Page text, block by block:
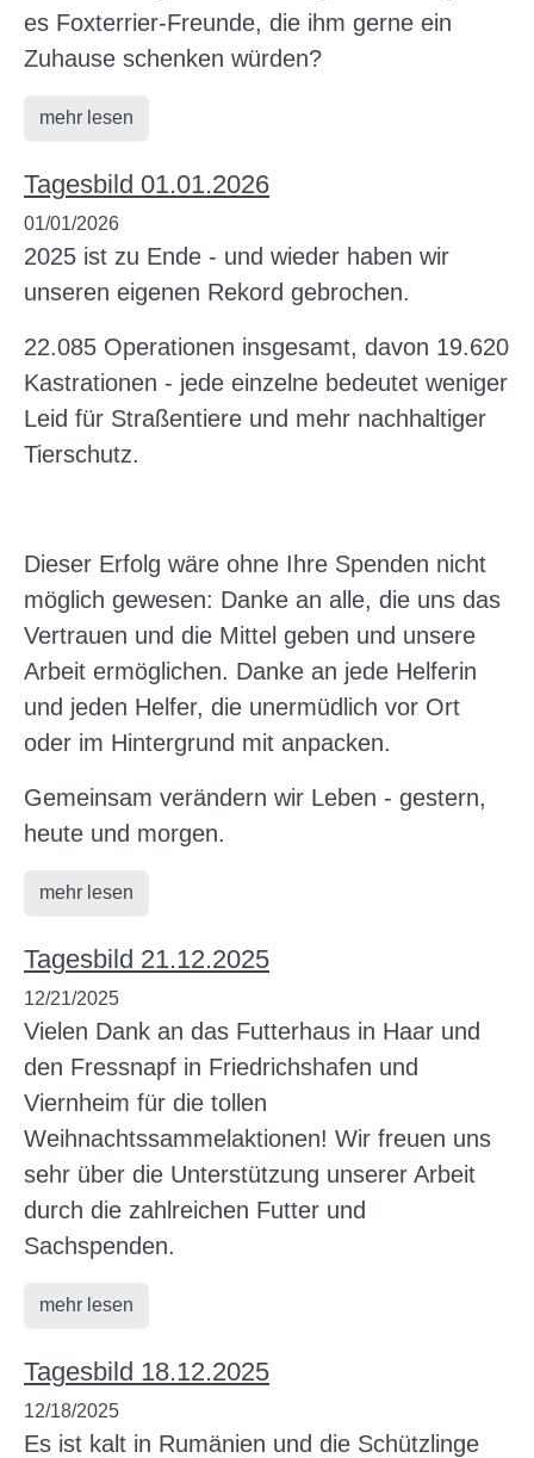
es Foxterrier-Freunde, die ihm gerne ein
Zuhause schenken würden?
mehr lesen
Tagesbild 01.01.2026
01/01/2026
2025 ist zu Ende - und wieder haben wir
unseren eigenen Rekord gebrochen.
22.085 Operationen insgesamt, davon 19.620
Kastrationen - jede einzelne bedeutet weniger
Leid für Straßentiere und mehr nachhaltiger
Tierschutz.
Dieser Erfolg wäre ohne Ihre Spenden nicht
möglich gewesen: Danke an alle, die uns das
Vertrauen und die Mittel geben und unsere
Arbeit ermöglichen. Danke an jede Helferin
und jeden Helfer, die unermüdlich vor Ort
oder im Hintergrund mit anpacken.
Gemeinsam verändern wir Leben - gestern,
heute und morgen.
mehr lesen
Tagesbild 21.12.2025
12/21/2025
Vielen Dank an das Futterhaus in Haar und
den Fressnapf in Friedrichshafen und
Viernheim für die tollen
Weihnachtssammelaktionen! Wir freuen uns
sehr über die Unterstützung unserer Arbeit
durch die zahlreichen Futter und
Sachspenden.
mehr lesen
Tagesbild 18.12.2025
12/18/2025
Es ist kalt in Rumänien und die Schützlinge